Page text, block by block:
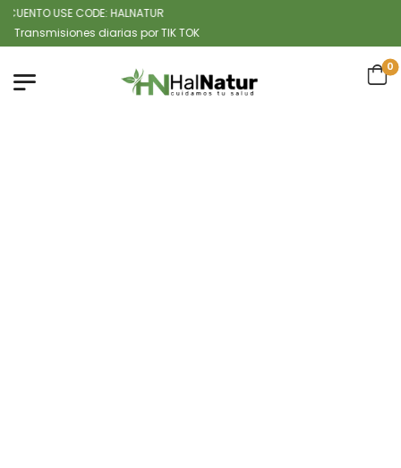
USE CODE: HALNATUR
diarias por TIK TOK
0